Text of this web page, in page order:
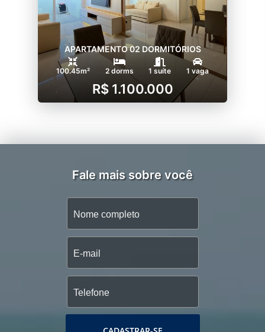
APARTAMENTO 02 DORMITÓRIOS
100.45m² 2 dorms 1 suíte 1 vaga
R$ 1.100.000
Fale mais sobre você